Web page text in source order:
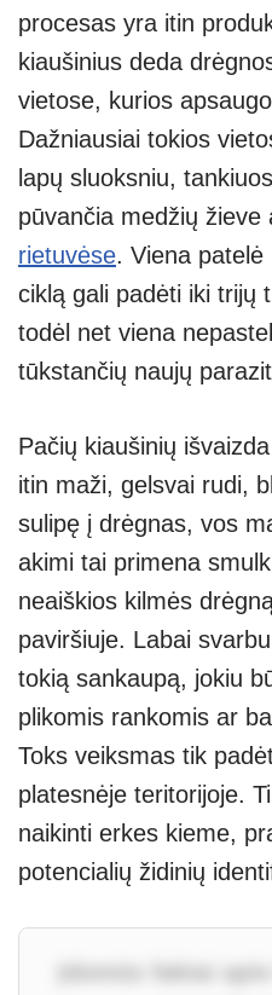
procesas yra itin
kiaušinius deda
vietose, kurios
Dažniausiai tokios
lapų sluoksniu,
pūvančia medžių žieve
rietuvėse. Viena
ciklą gali padėti iki trijų
todėl net viena
tūkstančių naujų
Pačių kiaušinių
itin maži, gelsvai rudi,
sulipę į drėgnas, vos
akimi tai primena
neaiškios kilmės
paviršiuje. Labai
tokią sankaupą, jokiu
plikomis rankomis ar
Toks veiksmas tik
platesnėje teritorijoje.
naikinti erkes kieme,
potencialių židinių
Įdomūs faktai